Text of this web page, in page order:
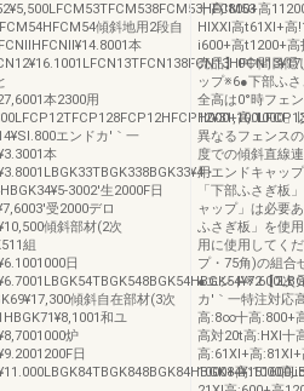
傾斜地用2段自
本
本2300用
エンドカ′｀一
本
・
生2000F日
受2000デロ
傾斜部材(2次
組
日
傾斜自在部材(3次
和ユ
炉
日
十高!800+高
HIXXl高t61Xl+高
i600+高t1200+
売品】0中間目隠
ップ※6●下部ふ
全高は0°時フェ
H000+高:1000」
異なるフェンス
度での傾斜直線
用エンドキャッ
「下部ふさぎ板
ャップ」は必要
ふさぎ板」を使
用に使用してく
プ・75角)の組合
●エンド※2【2次
カ′｀一特注対
高:8∞十高:800+
高対20t高:HXl十
高:61Xl+高
1000+高:1000高